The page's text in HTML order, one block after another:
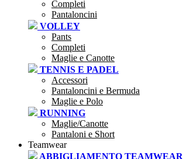
Completi
Pantaloncini
VOLLEY
Pants
Completi
Maglie e Canotte
TENNIS E PADEL
Accessori
Pantaloncini e Bermuda
Maglie e Polo
RUNNING
Maglie/Canotte
Pantaloni e Short
Teamwear
ABBIGLIAMENTO TEAMWEAR